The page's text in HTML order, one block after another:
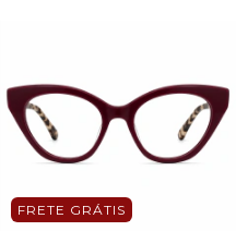
FRETE GRÁTIS